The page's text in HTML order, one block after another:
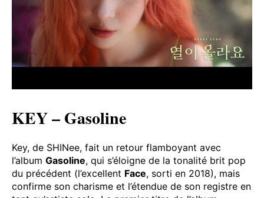
KEY – Gasoline
Key, de SHINee, fait un retour flamboyant avec
l’album Gasoline, qui s’éloigne de la tonalité brit pop
du précédent (l’excellent Face, sorti en 2018), mais
confirme son charisme et l’étendue de son registre en